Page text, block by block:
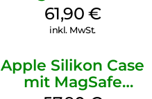
iPhone 15 Pro
MagSafe Schwarz
61,90 €
inkl. MwSt.
Apple Silikon Case
mit MagSafe